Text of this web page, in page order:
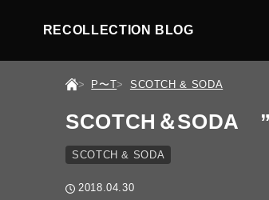
RECOLLECTION BLOG
P〜T SCOTCH & SODA
SCOTCH＆SODA
SCOTCH & SODA
2018.04.30